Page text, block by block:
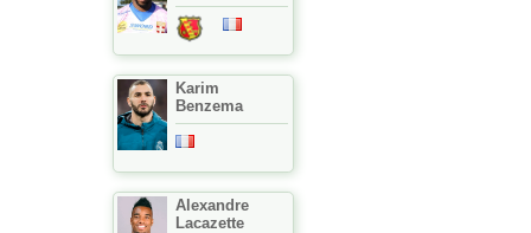
Karim
Benzema
Alexandre
Lacazette